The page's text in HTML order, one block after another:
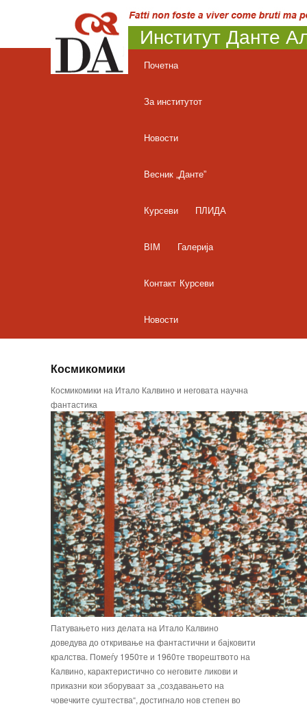
Институт Данте
Почетна
За институтот
Новости
Весник „Данте”
Курсеви ПЛИДА
BIM Галерија
Контакт Курсеви
Новости
Космикомики
Космикомики на Итало Калвино и неговата научна
фантастика
Патувањето низ делата на Итало Калвино
доведува до откривање на фантастични и бајковити
кралства. Помеѓу 1950те и 1960те творештвото на
Калвино, карактеристично со неговите ликови и
приказни кои зборуваат за „создавањето на
човечките суштества“, достигнало нов степен во